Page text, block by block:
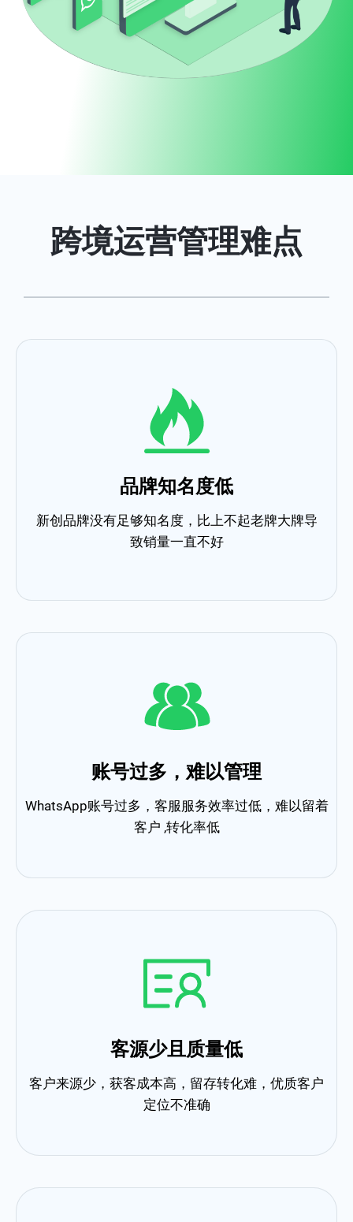
>
跨境运营管理难点
品牌知名度低
新创品牌没有足够知名度，比上不起老牌大牌导
致销量一直不好
账号过多，难以管理
WhatsApp账号过多，客服服务效率过低，难以留着
客户 ,转化率低
客源少且质量低
客户来源少，获客成本高，留存转化难，优质客户
定位不准确